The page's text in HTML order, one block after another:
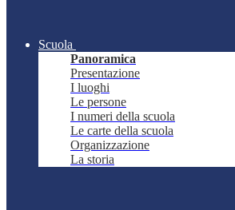
Scuola
Panoramica
Presentazione
I luoghi
Le persone
I numeri della scuola
Le carte della scuola
Organizzazione
La storia